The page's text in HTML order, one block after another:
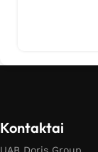
Kontaktai